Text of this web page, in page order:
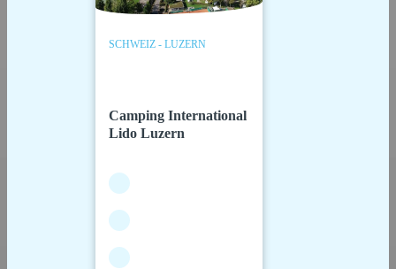
SCHWEIZ - LUZERN
Camping International
Lido Luzern